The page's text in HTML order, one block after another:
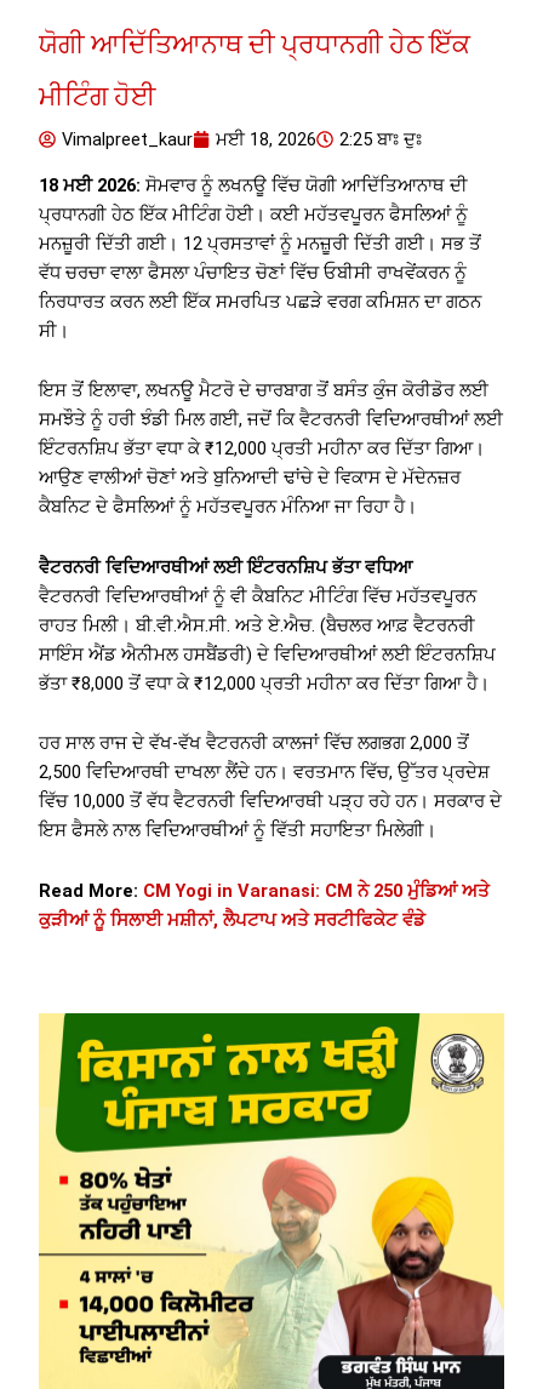
ਯੋਗੀ ਆਦਿੱਤਿਆਨਾਥ ਦੀ ਪ੍ਰਧਾਨਗੀ ਹੇਠ ਇੱਕ
ਮੀਟਿੰਗ ਹੋਈ
Vimalpreet_kaur ਮਈ 18, 2026 2:25 ਬਾਃ ਦੁਃ
18 ਮਈ 2026: ਸੋਮਵਾਰ ਨੂੰ ਲਖਨਊ ਵਿੱਚ ਯੋਗੀ ਆਦਿੱਤਿਆਨਾਥ ਦੀ
ਪ੍ਰਧਾਨਗੀ ਹੇਠ ਇੱਕ ਮੀਟਿੰਗ ਹੋਈ। ਕਈ ਮਹੱਤਵਪੂਰਨ ਫੈਸਲਿਆਂ ਨੂੰ
ਮਨਜ਼ੂਰੀ ਦਿੱਤੀ ਗਈ। 12 ਪ੍ਰਸਤਾਵਾਂ ਨੂੰ ਮਨਜ਼ੂਰੀ ਦਿੱਤੀ ਗਈ। ਸਭ ਤੋਂ
ਵੱਧ ਚਰਚਾ ਵਾਲਾ ਫੈਸਲਾ ਪੰਚਾਇਤ ਚੋਣਾਂ ਵਿੱਚ ਓਬੀਸੀ ਰਾਖਵੇਂਕਰਨ ਨੂੰ
ਨਿਰਧਾਰਤ ਕਰਨ ਲਈ ਇੱਕ ਸਮਰਪਿਤ ਪਛੜੇ ਵਰਗ ਕਮਿਸ਼ਨ ਦਾ ਗਠਨ
ਸੀ।
ਇਸ ਤੋਂ ਇਲਾਵਾ, ਲਖਨਊ ਮੈਟਰੋ ਦੇ ਚਾਰਬਾਗ ਤੋਂ ਬਸੰਤ ਕੁੰਜ ਕੋਰੀਡੋਰ ਲਈ
ਸਮਝੌਤੇ ਨੂੰ ਹਰੀ ਝੰਡੀ ਮਿਲ ਗਈ, ਜਦੋਂ ਕਿ ਵੈਟਰਨਰੀ ਵਿਦਿਆਰਥੀਆਂ ਲਈ
ਇੰਟਰਨਸ਼ਿਪ ਭੱਤਾ ਵਧਾ ਕੇ ₹12,000 ਪ੍ਰਤੀ ਮਹੀਨਾ ਕਰ ਦਿੱਤਾ ਗਿਆ।
ਆਉਣ ਵਾਲੀਆਂ ਚੋਣਾਂ ਅਤੇ ਬੁਨਿਆਦੀ ਢਾਂਚੇ ਦੇ ਵਿਕਾਸ ਦੇ ਮੱਦੇਨਜ਼ਰ
ਕੈਬਨਿਟ ਦੇ ਫੈਸਲਿਆਂ ਨੂੰ ਮਹੱਤਵਪੂਰਨ ਮੰਨਿਆ ਜਾ ਰਿਹਾ ਹੈ।
ਵੈਟਰਨਰੀ ਵਿਦਿਆਰਥੀਆਂ ਲਈ ਇੰਟਰਨਸ਼ਿਪ ਭੱਤਾ ਵਧਿਆ
ਵੈਟਰਨਰੀ ਵਿਦਿਆਰਥੀਆਂ ਨੂੰ ਵੀ ਕੈਬਨਿਟ ਮੀਟਿੰਗ ਵਿੱਚ ਮਹੱਤਵਪੂਰਨ
ਰਾਹਤ ਮਿਲੀ। ਬੀ.ਵੀ.ਐਸ.ਸੀ. ਅਤੇ ਏ.ਐਚ. (ਬੈਚਲਰ ਆਫ਼ ਵੈਟਰਨਰੀ
ਸਾਇੰਸ ਐਂਡ ਐਨੀਮਲ ਹਸਬੈਂਡਰੀ) ਦੇ ਵਿਦਿਆਰਥੀਆਂ ਲਈ ਇੰਟਰਨਸ਼ਿਪ
ਭੱਤਾ ₹8,000 ਤੋਂ ਵਧਾ ਕੇ ₹12,000 ਪ੍ਰਤੀ ਮਹੀਨਾ ਕਰ ਦਿੱਤਾ ਗਿਆ ਹੈ।
ਹਰ ਸਾਲ ਰਾਜ ਦੇ ਵੱਖ-ਵੱਖ ਵੈਟਰਨਰੀ ਕਾਲਜਾਂ ਵਿੱਚ ਲਗਭਗ 2,000 ਤੋਂ
2,500 ਵਿਦਿਆਰਥੀ ਦਾਖਲਾ ਲੈਂਦੇ ਹਨ। ਵਰਤਮਾਨ ਵਿੱਚ, ਉੱਤਰ ਪ੍ਰਦੇਸ਼
ਵਿੱਚ 10,000 ਤੋਂ ਵੱਧ ਵੈਟਰਨਰੀ ਵਿਦਿਆਰਥੀ ਪੜ੍ਹ ਰਹੇ ਹਨ। ਸਰਕਾਰ ਦੇ
ਇਸ ਫੈਸਲੇ ਨਾਲ ਵਿਦਿਆਰਥੀਆਂ ਨੂੰ ਵਿੱਤੀ ਸਹਾਇਤਾ ਮਿਲੇਗੀ।
Read More: CM Yogi in Varanasi: CM ਨੇ 250 ਮੁੰਡਿਆਂ ਅਤੇ
ਕੁੜੀਆਂ ਨੂੰ ਸਿਲਾਈ ਮਸ਼ੀਨਾਂ, ਲੈਪਟਾਪ ਅਤੇ ਸਰਟੀਫਿਕੇਟ ਵੰਡੇ